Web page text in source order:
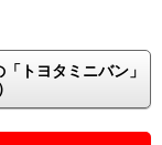
トヨタミニバン」